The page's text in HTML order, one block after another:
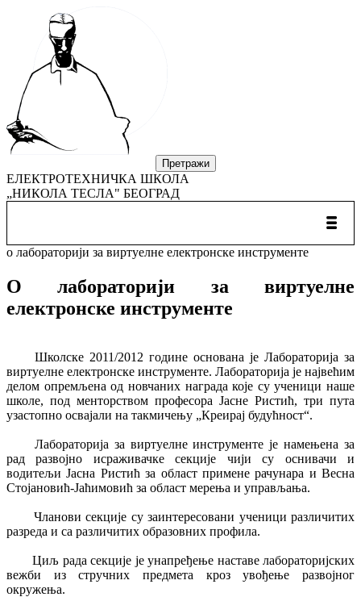
ЕЛЕКТРОТЕХНИЧКА ШКОЛА
„НИКОЛА ТЕСЛА" БЕОГРАД
о лабораторији за виртуелне електронске инструменте
О лабораторији за виртуелне
електронске инструменте
Школске 2011/2012 године основана је Лабораторија за
виртуелне електронске инструменте. Лабораторија је највећим
делом опремљена од новчаних награда које су ученици наше
школе, под менторством професора Јасне Ристић, три пута
узастопно освајали на такмичењу „Креирај будућност“.
Лабораторија за виртуелне инструменте је намењена за
рад развојно исраживачке секције чији су оснивачи и
водитељи Јасна Ристић за област примене рачунара и Весна
Стојановић-Јаћимовић за област мерења и управљања.
Чланови секције су заинтересовани ученици различитих
разреда и са различитих образовних профила.
Циљ рада секције је унапређење наставе лабораторијских
вежби из стручних предмета кроз увођење развојног
окружења.